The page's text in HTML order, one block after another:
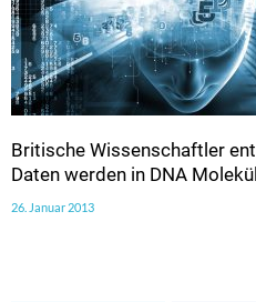
Britische Wissenschaftler
Daten werden in DNA
26. Januar 2013